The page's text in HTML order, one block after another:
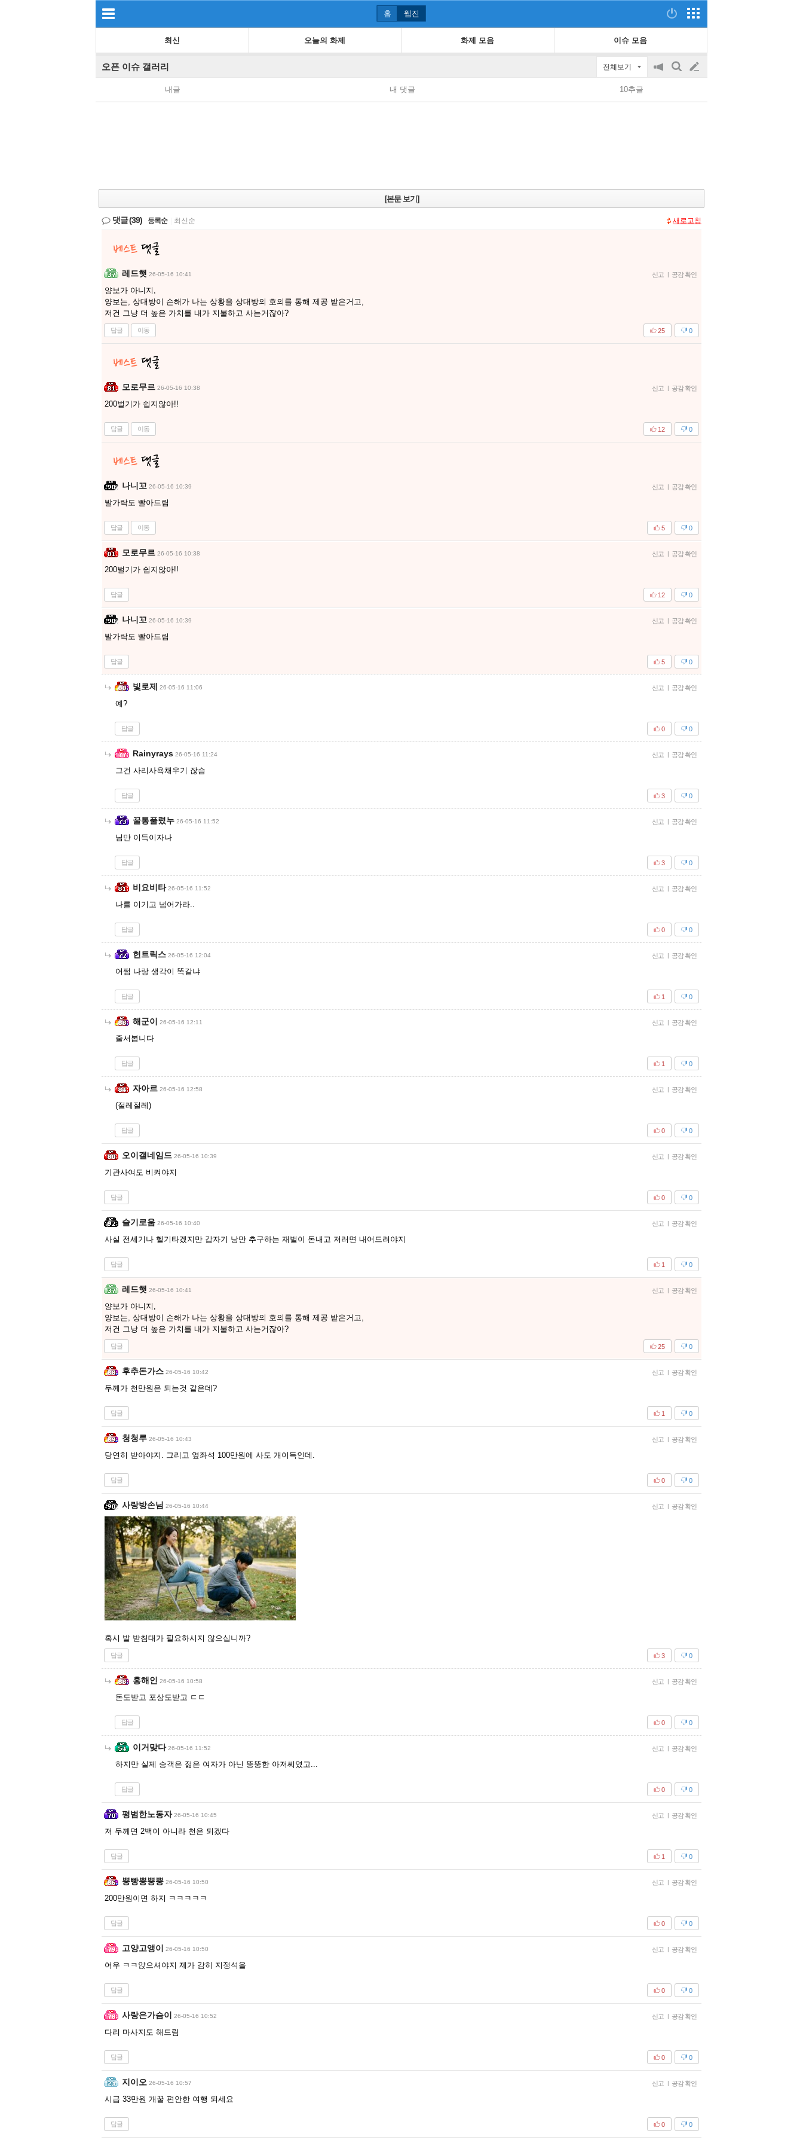
홈 웹진
최신 오늘의 화제 화제 모음 이슈 모음
오픈 이슈 갤러리 전체보기
공
on/off
검
글
쓰
내글 내 댓글 10추글
[본문 보기]
댓글(39) 등록순 최신순 새로고침
레드햇 26-05-16 10:41 신고 | 공감 확인
양보가 아니지,
양보는, 상대방이 손해가 나는 상황을 상대방의 호의를 통해 제공 받은거고,
저건 그냥 더 높은 가치를 내가 지불하고 사는거잖아?
답글 이동 0
25
모로무르 26-05-16 10:38 신고 | 공감 확인
200벌기가 쉽지않아!!
답글 이동 0
12
나니꼬 26-05-16 10:39 신고 | 공감 확인
발가락도 빨아드림
답글 이동 0
5
모로무르 26-05-16 10:38 신고 | 공감 확인
200벌기가 쉽지않아!!
답글 0
12
나니꼬 26-05-16 10:39 신고 | 공감 확인
발가락도 빨아드림
답글 0
5
빛로제 26-05-16 11:06 신고 | 공감 확인
예?
답글 0
0
Rainyrays 26-05-16 11:24 신고 | 공감 확인
그건 사리사욕채우기 잖슴
답글 0
3
꿀통풀렸누 26-05-16 11:52 신고 | 공감 확인
님만 이득이자나
답글 0
3
비요비타 26-05-16 11:52 신고 | 공감 확인
나를 이기고 넘어가라..
답글 0
0
헌트릭스 26-05-16 12:04 신고 | 공감 확인
어쩜 나랑 생각이 똑같냐
답글 0
1
해군이 26-05-16 12:11 신고 | 공감 확인
줄서봅니다
답글 0
1
자아르 26-05-16 12:58 신고 | 공감 확인
(절레절레)
답글 0
0
오이갤네임드 26-05-16 10:39 신고 | 공감 확인
기관사여도 비켜야지
답글 0
0
슬기로움 26-05-16 10:40 신고 | 공감 확인
사실 전세기나 헬기타겠지만 갑자기 낭만 추구하는 재벌이 돈내고 저러면 내어드려야지
답글 0
1
레드햇 26-05-16 10:41 신고 | 공감 확인
양보가 아니지,
양보는, 상대방이 손해가 나는 상황을 상대방의 호의를 통해 제공 받은거고,
저건 그냥 더 높은 가치를 내가 지불하고 사는거잖아?
답글 0
25
후추돈가스 26-05-16 10:42 신고 | 공감 확인
두께가 천만원은 되는것 같은데?
답글 0
1
청청루 26-05-16 10:43 신고 | 공감 확인
당연히 받아야지. 그리고 옆좌석 100만원에 사도 개이득인데.
답글 0
0
사랑방손님 26-05-16 10:44 신고 | 공감 확인
혹시 발 받침대가 필요하시지 않으십니까?
답글 0
3
홍해인 26-05-16 10:58 신고 | 공감 확인
돈도받고 포상도받고 ㄷㄷ
답글 0
0
이거맞다 26-05-16 11:52 신고 | 공감 확인
하지만 실제 승객은 젊은 여자가 아닌 뚱뚱한 아저씨였고...
답글 0
0
평범한노동자 26-05-16 10:45 신고 | 공감 확인
저 두께면 2백이 아니라 천은 되겠다
답글 0
1
뿡빵뿡뿡뿡 26-05-16 10:50 신고 | 공감 확인
200만원이면 하지 ㅋㅋㅋㅋㅋ
답글 0
0
고양고앵이 26-05-16 10:50 신고 | 공감 확인
어우 ㅋㅋ앉으셔야지 제가 감히 지정석을
답글 0
0
사랑은가슴이 26-05-16 10:52 신고 | 공감 확인
다리 마사지도 해드림
답글 0
0
지이오 26-05-16 10:57 신고 | 공감 확인
시급 33만원 개꿀 편안한 여행 되세요
답글 0
0